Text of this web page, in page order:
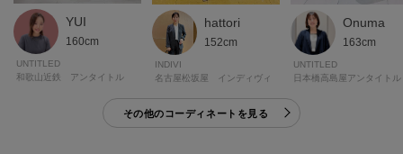
YUI
160cm
UNTITLED
和歌山近鉄 アンタイトル
hattori
152cm
INDIVI
名古屋松坂屋 インディヴィ
Onuma
163cm
UNTITLED
日本橋高島屋アンタイトル
その他のコーディネートを見る